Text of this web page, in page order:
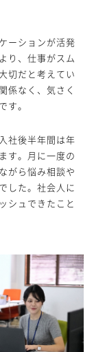
ーションが活発
り、仕事がスム
切だと考えてい
係なく、気さく
す。
社後半年間は年
す。月に一度の
がら悩み相談や
した。社会人に
シュできたこと